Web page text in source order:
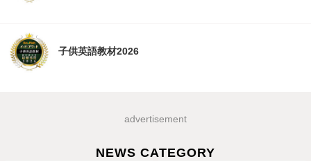
子供英語教材2026
advertisement
NEWS CATEGORY